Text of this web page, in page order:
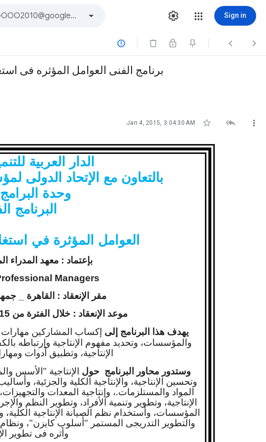
Sign in
  
برنامج الفنى العوامل المؤثره فى
Jan 4, 2015, 3:04:30 AM   
الدار العربية
بالتعاون مع الإتحاد الدولى
وحدة
البرنامج
العوامل المؤثرة في
بإعتماد : معهد المدراء
Managers
مقر الإنعقاد : القاهرة _
موعد الإنعقاد : خلال الفترة من 15 الى 24 فبراير2015 م
يهدف هذا البرنامج إلى إكساب المشاركين مهارات
والمؤسسات، وتحديد مفهوم الإنتاجية وإرتباطه
الإنتاجية، وتطبيق أدوات
وستدور محاور البرنامج حول الإنتاجية "الأسس
وتحسين الإنتاجية، والإنتاجية الكلية والجزئية،
المواد والمستلزمات.، وإنتاجية المعدات
الإنتاجية، وتطوير وتنمية الأفراد، وتطوير النظم
المؤسسات، وأستخدام نظم الصيانة الإنتاجية الكلية،
والتطوير التدريجى المستمر "أسلوب كايزن"،
وأثره فى تطوير